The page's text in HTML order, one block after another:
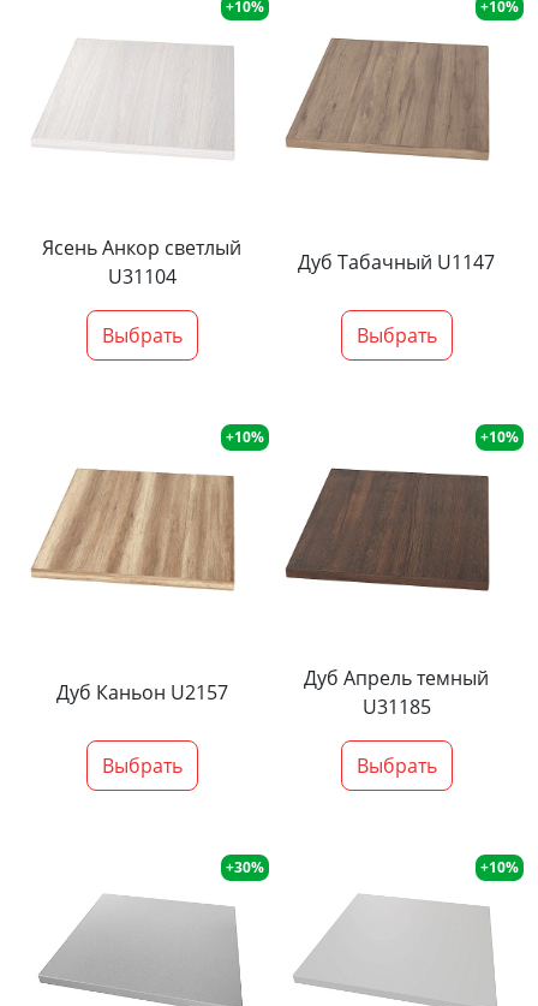
+10%
Ясень Анкор светлый
U31104
Выбрать
+10%
Дуб Табачный U1147
Выбрать
+10%
Дуб Каньон U2157
Выбрать
+10%
Дуб Апрель темный
U31185
Выбрать
+30% +10%